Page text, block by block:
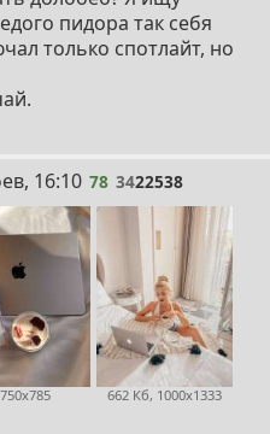
пидора так себя
только спотлайт, но
16:10 78 3422538
662 Кб, 1000x1333